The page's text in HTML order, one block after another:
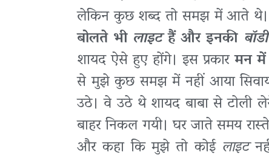
लेकिन कुछ शब्द तो समझ में आते
बोलते भी लाइटहैं और इनकी बॉडी
शायद ऐसे हुए होंगे। इस प्रकारमन में
से मुझे कुछ समझ में नहीं आया
उठे। वे उठे थे शायद बाबा से टोली
बाहर निकल गयी। घर जाते समय
और कहा कि मुझे तो कोई लाइट